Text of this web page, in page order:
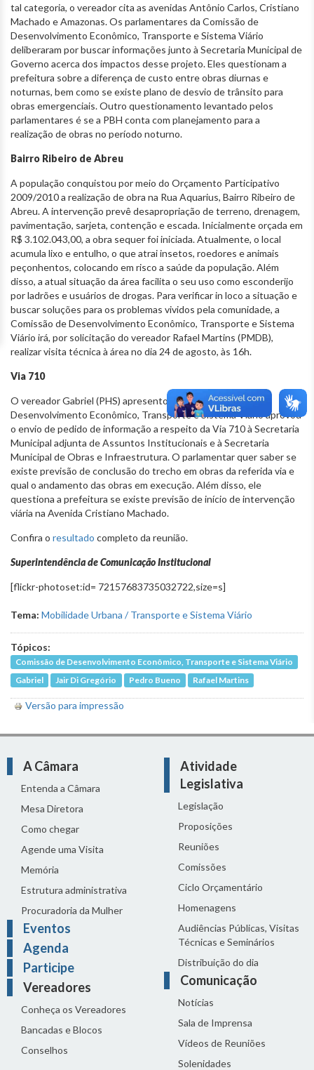
tal categoria, o vereador cita as avenidas Antônio Carlos, Cristiano
Machado e Amazonas. Os parlamentares da Comissão de
Desenvolvimento Econômico, Transporte e Sistema Viário
deliberaram por buscar informações junto à Secretaria Municipal de
Governo acerca dos impactos desse projeto. Eles questionam a
prefeitura sobre a diferença de custo entre obras diurnas e
noturnas, bem como se existe plano de desvio de trânsito para
obras emergenciais. Outro questionamento levantado pelos
parlamentares é se a PBH conta com planejamento para a
realização de obras no período noturno.
Bairro Ribeiro de Abreu
A população conquistou por meio do Orçamento Participativo
2009/2010 a realização de obra na Rua Aquarius, Bairro Ribeiro de
Abreu. A intervenção prevê desapropriação de terreno, drenagem,
pavimentação, sarjeta, contenção e escada. Inicialmente orçada em
R$ 3.102.043,00, a obra sequer foi iniciada. Atualmente, o local
acumula lixo e entulho, o que atrai insetos, roedores e animais
peçonhentos, colocando em risco a saúde da população. Além
disso, a atual situação da área facilita o seu uso como esconderijo
por ladrões e usuários de drogas. Para verificar in loco a situação e
buscar soluções para os problemas vividos pela comunidade, a
Comissão de Desenvolvimento Econômico, Transporte e Sistema
Viário irá, por solicitação do vereador Rafael Martins (PMDB),
realizar visita técnica à área no dia 24 de agosto, às 16h.
Via 710
O vereador Gabriel (PHS) apresentou e a Comissão de
Desenvolvimento Econômico, Transporte e Sistema Viário aprovou
o envio de pedido de informação a respeito da Via 710 à Secretaria
Municipal adjunta de Assuntos Institucionais e à Secretaria
Municipal de Obras e Infraestrutura. O parlamentar quer saber se
existe previsão de conclusão do trecho em obras da referida via e
qual o andamento das obras em execução. Além disso, ele
questiona a prefeitura se existe previsão de início de intervenção
viária na Avenida Cristiano Machado.
Confira o resultado completo da reunião.
Superintendência de Comunicação Institucional
[flickr-photoset:id= 72157683735032722,size=s]
Tema: Mobilidade Urbana / Transporte e Sistema Viário
Tópicos:
Comissão de Desenvolvimento Econômico, Transporte e Sistema Viário
Gabriel
Jair Di Gregório Pedro Bueno Rafael Martins
Versão para impressão
A Câmara
Entenda a Câmara
Mesa Diretora
Como chegar
Agende uma Visita
Memória
Estrutura administrativa
Procuradoria da Mulher
Eventos
Agenda
Participe
Vereadores
Conheça os Vereadores
Bancadas e Blocos
Conselhos
Atividade
Legislativa
Legislação
Proposições
Reuniões
Comissões
Ciclo Orçamentário
Homenagens
Audiências Públicas, Visitas
Técnicas e Seminários
Distribuição do dia
Comunicação
Notícias
Sala de Imprensa
Vídeos de Reuniões
Solenidades